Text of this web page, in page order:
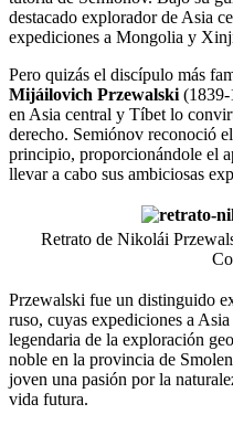
destacado explorador de Asia
expediciones a Mongolia y
Pero quizás el discípulo más
Mijáilovich Przewalski (1839-
en Asia central y Tíbet lo
derecho. Semiónov reconoció
principio, proporcionándole el
llevar a cabo sus ambiciosas
Retrato de Nikolái
Przewalski fue un distinguido
ruso, cuyas expediciones a
legendaria de la exploración
noble en la provincia de
joven una pasión por la
vida futura.